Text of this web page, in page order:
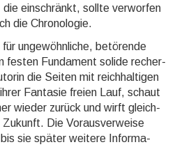
ein­schränkt, sollte ver­worfen
die Chrono­logie.
ungewöhnliche, betörende
festen Funda­ment solide recher­
die Seiten mit reich­halti­gen
Fantasie freien Lauf, schaut
wieder zurück und wirft gleich­
Die Voraus­ver­weise
sie später wei­tere Informa­